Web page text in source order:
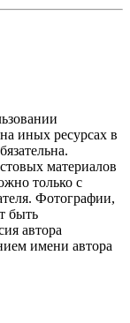
иных ресурсах в
материалов
только с
Фотографии,
быть
автора
имени автора